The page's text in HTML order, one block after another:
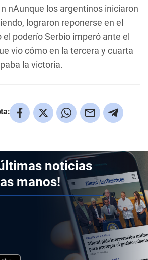
nAunque los argentinos iniciaron
lograron reponerse en el
poderío Serbio imperó ante el
vio cómo en la tercera y cuarta
la victoria.
noticias
manos!